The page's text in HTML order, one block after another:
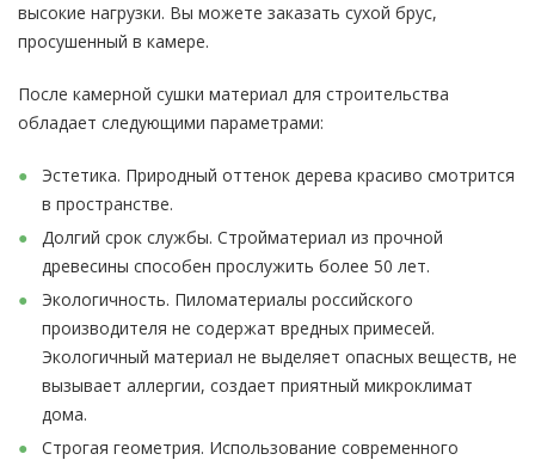
высокие нагрузки. Вы можете заказать сухой брус,
просушенный в камере.
После камерной сушки материал для строительства
обладает следующими параметрами:
Эстетика. Природный оттенок дерева красиво смотрится
в пространстве.
Долгий срок службы. Стройматериал из прочной
древесины способен прослужить более 50 лет.
Экологичность. Пиломатериалы российского
производителя не содержат вредных примесей.
Экологичный материал не выделяет опасных веществ, не
вызывает аллергии, создает приятный микроклимат
дома.
Строгая геометрия. Использование современного